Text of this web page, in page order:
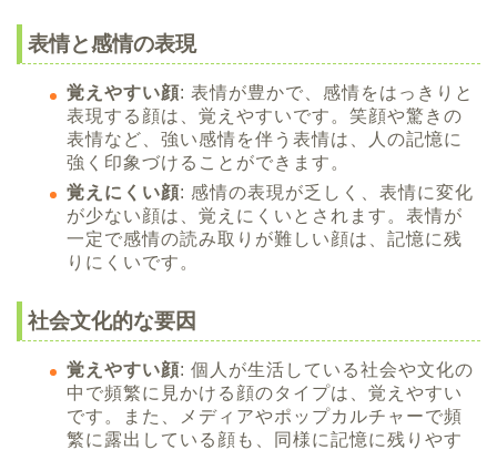
表情と感情の表現
覚えやすい顔: 表情が豊かで、感情をはっきりと
表現する顔は、覚えやすいです。笑顔や驚きの
表情など、強い感情を伴う表情は、人の記憶に
強く印象づけることができます。
覚えにくい顔: 感情の表現が乏しく、表情に変化
が少ない顔は、覚えにくいとされます。表情が
一定で感情の読み取りが難しい顔は、記憶に残
りにくいです。
社会文化的な要因
覚えやすい顔: 個人が生活している社会や文化の
中で頻繁に見かける顔のタイプは、覚えやすい
です。また、メディアやポップカルチャーで頻
繁に露出している顔も、同様に記憶に残りやす